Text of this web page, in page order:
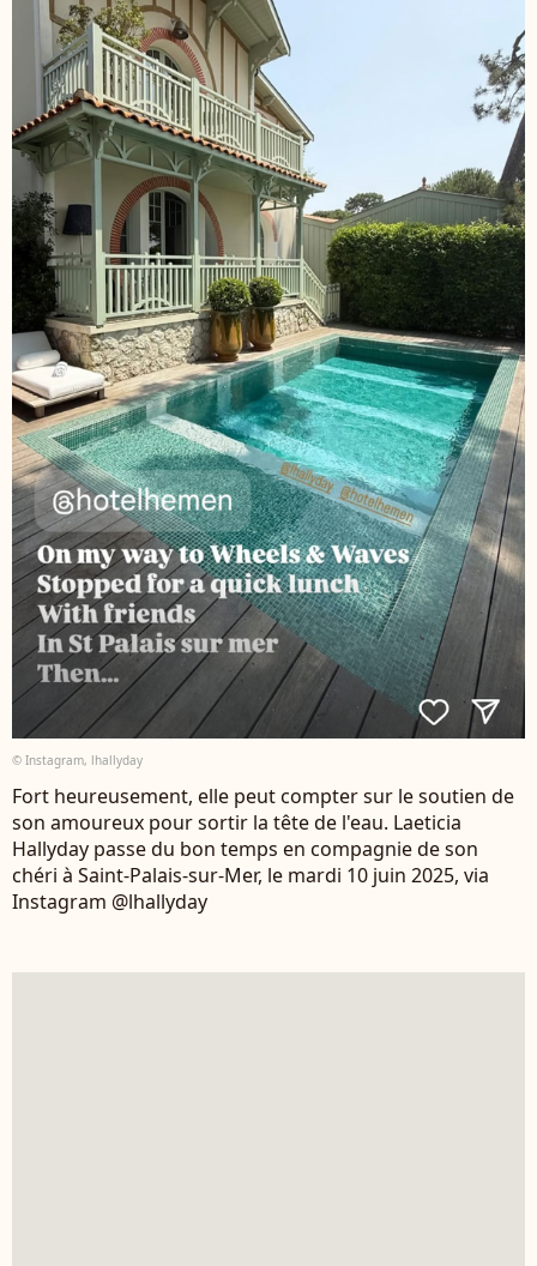
© Instagram, lhallyday
Fort heureusement, elle peut compter sur le soutien de
son amoureux pour sortir la tête de l'eau. Laeticia
Hallyday passe du bon temps en compagnie de son
chéri à Saint-Palais-sur-Mer, le mardi 10 juin 2025, via
Instagram @lhallyday